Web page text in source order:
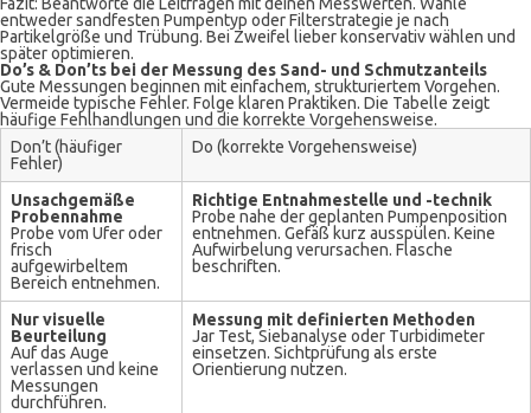
entweder sandfesten Pumpentyp oder Filterstrategie je nach
Partikelgröße und Trübung. Bei Zweifel lieber konservativ wählen und
später optimieren.
Do’s & Don’ts bei der Messung des Sand- und Schmutzanteils
Gute Messungen beginnen mit einfachem, strukturiertem Vorgehen.
Vermeide typische Fehler. Folge klaren Praktiken. Die Tabelle zeigt
häufige Fehlhandlungen und die korrekte Vorgehensweise.
Don’t (häufiger
Fehler)
Do (korrekte Vorgehensweise)
Unsachgemäße
Probennahme
Probe vom Ufer oder
frisch
aufgewirbeltem
Bereich entnehmen.
Richtige Entnahmestelle und -technik
Probe nahe der geplanten Pumpenposition
entnehmen. Gefäß kurz ausspülen. Keine
Aufwirbelung verursachen. Flasche
beschriften.
Nur visuelle
Beurteilung
Auf das Auge
verlassen und keine
Messungen
durchführen.
Messung mit definierten Methoden
Jar Test, Siebanalyse oder Turbidimeter
einsetzen. Sichtprüfung als erste
Orientierung nutzen.